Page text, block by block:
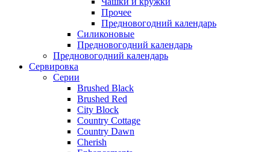
Прочее
Предновогодний календарь
Силиконовые
Предновогодний календарь
Предновогодний календарь
Сервировка
Серии
Brushed Black
Brushed Red
City Block
Country Cottage
Country Dawn
Cherish